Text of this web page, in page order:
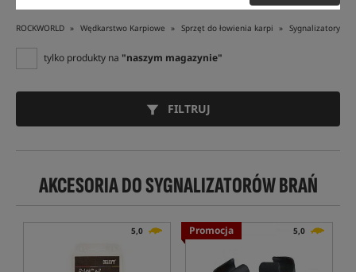
ROCKWORLD Wędkarstwo Karpiowe Sprzęt do łowienia karpi Sygnalizatory
tylko produkty na "naszym magazynie"
FILTRUJ
AKCESORIA DO SYGNALIZATORÓW BRAŃ
5,0 Promocja 5,0